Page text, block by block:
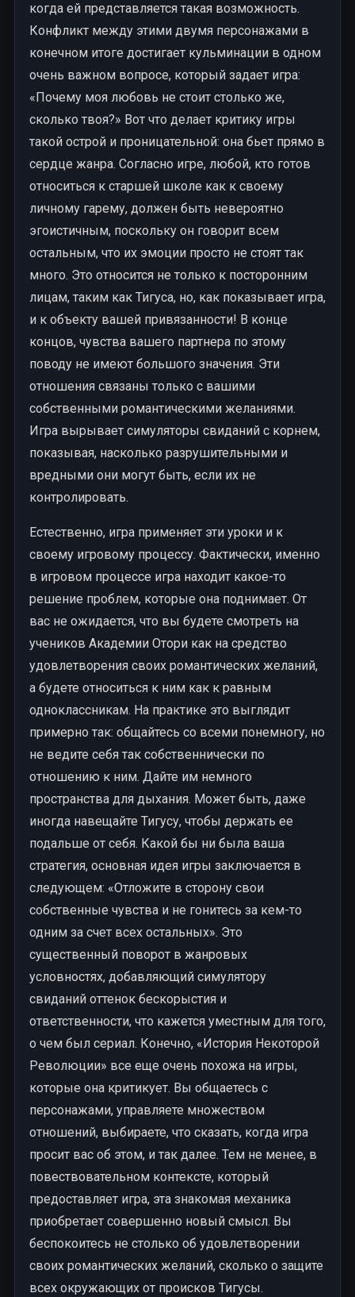
когда ей представляется такая возможность.
Конфликт между этими двумя персонажами в
конечном итоге достигает кульминации в одном
очень важном вопросе, который задает игра:
«Почему моя любовь не стоит столько же,
сколько твоя?» Вот что делает критику игры
такой острой и проницательной: она бьет прямо в
сердце жанра. Согласно игре, любой, кто готов
относиться к старшей школе как к своему
личному гарему, должен быть невероятно
эгоистичным, поскольку он говорит всем
остальным, что их эмоции просто не стоят так
много. Это относится не только к посторонним
лицам, таким как Тигуса, но, как показывает игра,
и к объекту вашей привязанности! В конце
концов, чувства вашего партнера по этому
поводу не имеют большого значения. Эти
отношения связаны только с вашими
собственными романтическими желаниями.
Игра вырывает симуляторы свиданий с корнем,
показывая, насколько разрушительными и
вредными они могут быть, если их не
контролировать.
Естественно, игра применяет эти уроки и к
своему игровому процессу. Фактически, именно
в игровом процессе игра находит какое-то
решение проблем, которые она поднимает. От
вас не ожидается, что вы будете смотреть на
учеников Академии Отори как на средство
удовлетворения своих романтических желаний,
а будете относиться к ним как к равным
одноклассникам. На практике это выглядит
примерно так: общайтесь со всеми понемногу, но
не ведите себя так собственнически по
отношению к ним. Дайте им немного
пространства для дыхания. Может быть, даже
иногда навещайте Тигусу, чтобы держать ее
подальше от себя. Какой бы ни была ваша
стратегия, основная идея игры заключается в
следующем: «Отложите в сторону свои
собственные чувства и не гонитесь за кем-то
одним за счет всех остальных». Это
существенный поворот в жанровых
условностях, добавляющий симулятору
свиданий оттенок бескорыстия и
ответственности, что кажется уместным для того,
о чем был сериал. Конечно, «История Некоторой
Революции» все еще очень похожа на игры,
которые она критикует. Вы общаетесь с
персонажами, управляете множеством
отношений, выбираете, что сказать, когда игра
просит вас об этом, и так далее. Тем не менее, в
повествовательном контексте, который
предоставляет игра, эта знакомая механика
приобретает совершенно новый смысл. Вы
беспокоитесь не столько об удовлетворении
своих романтических желаний, сколько о защите
всех окружающих от происков Тигусы.